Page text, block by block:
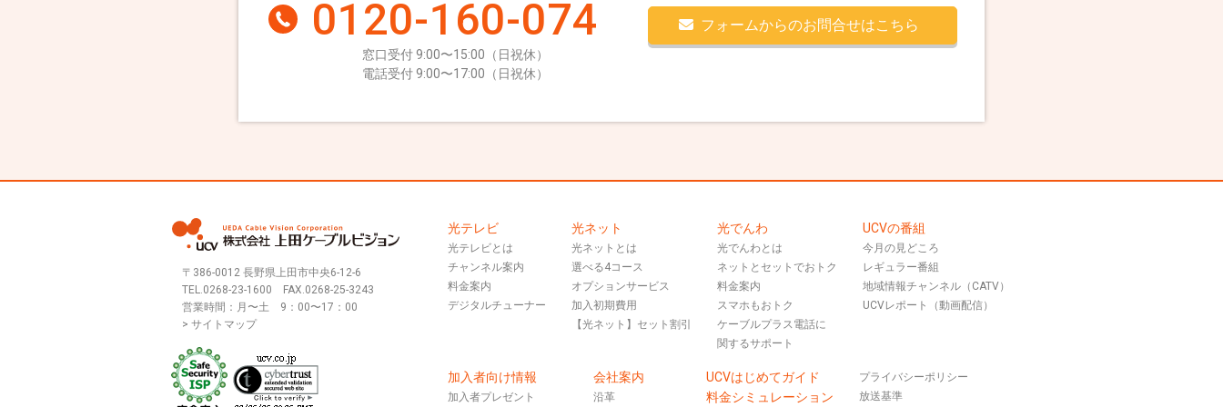
0120-160-074
窓口受付 9:00〜15:00（日祝休）
電話受付 9:00〜17:00（日祝休）
フォームからのお問合せはこちら
〒386-0012 長野県上田市中央6-12-6
TEL.0268-23-1600 FAX.0268-25-3243
営業時間：月〜土 9：00〜17：00
> サイトマップ
光テレビ
光テレビとは
チャンネル案内
料金案内
デジタルチューナー
光ネット
光ネットとは
選べる4コース
オプションサービス
加入初期費用
【光ネット】セット割引
光でんわ
光でんわとは
ネットとセットでおトク
料金案内
スマホもおトク
ケーブルプラス電話に
関するサポート
UCVの番組
今月の見どころ
レギュラー番組
地域情報チャンネル（CATV）
UCVレポート（動画配信）
加入者向け情報
加入者プレゼント
会社案内
沿革
UCVはじめてガイド
料金シミュレーション
プライバシーポリシー
放送基準